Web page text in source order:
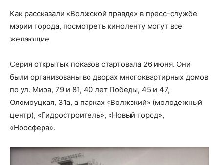
Как рассказали «Волжской правде» в пресс-службе
мэрии города, посмотреть киноленту могут все
желающие.
Серия открытых показов стартовала 26 июня. Они
были организованы во дворах многоквартирных домов
по ул. Мира, 79 и 81, 40 лет Победы, 45 и 47,
Оломоуцкая, 31а, а парках «Волжский» (молодежный
центр), «Гидростроитель», «Новый город»,
«Ноосфера».